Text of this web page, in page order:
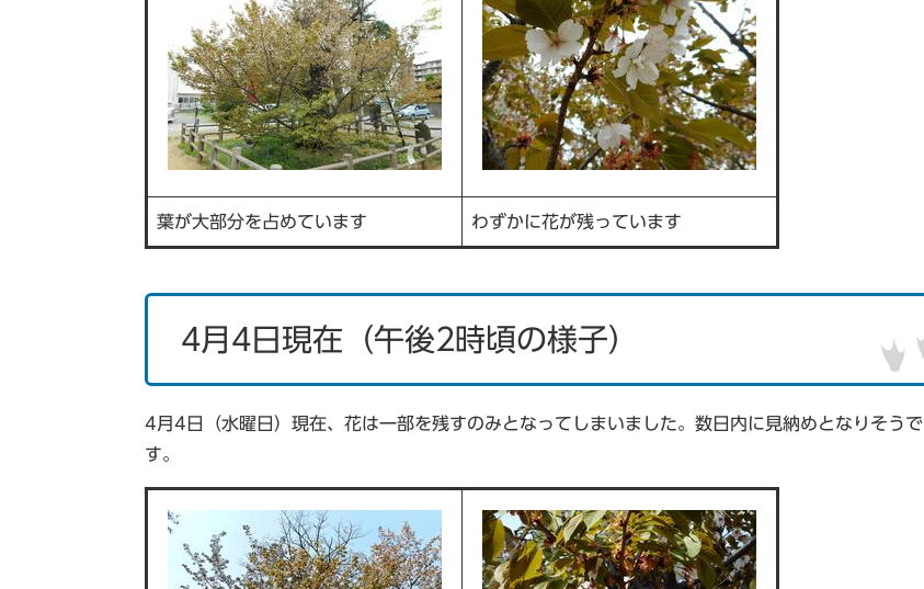
葉が大部分を占めています わずかに花が残っています
4月4日現在（午後2時頃の様子）
4月4日（水曜日）現在、花は一部を残すのみとなってしまいました。数日内に見納めとなりそうで
す。